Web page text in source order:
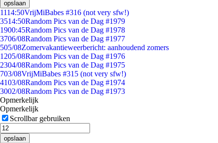
opslaan
1114:50VrijMiBabes #316 (not very sfw!)
3514:50Random Pics van de Dag #1979
1900:45Random Pics van de Dag #1978
3706/08Random Pics van de Dag #1977
505/08Zomervakantieweerbericht: aanhoudend zomers
1205/08Random Pics van de Dag #1976
2304/08Random Pics van de Dag #1975
703/08VrijMiBabes #315 (not very sfw!)
4103/08Random Pics van de Dag #1974
3002/08Random Pics van de Dag #1973
Opmerkelijk
Opmerkelijk
Scrollbar gebruiken
opslaan